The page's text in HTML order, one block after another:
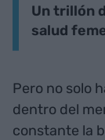
Un trillón
salud
Pero no solo
dentro del
constante la